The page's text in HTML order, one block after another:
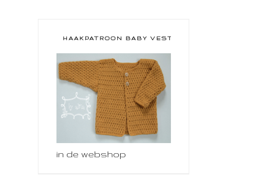
HAAKPATROON BABY VESTJE
in de webshop